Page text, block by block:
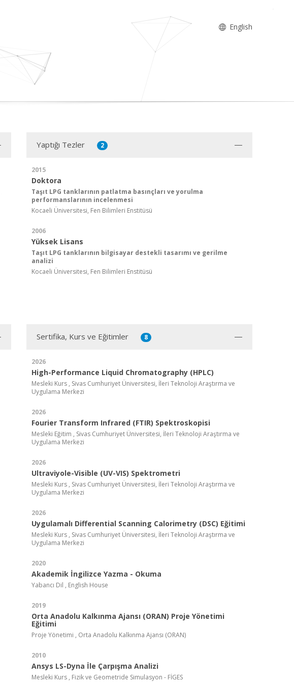
English
Yaptığı Tezler 2
2015
Doktora
Taşıt LPG tanklarının patlatma basınçları ve yorulma
performanslarının incelenmesi
Kocaeli Üniversitesi, Fen Bilimleri Enstitüsü
2006
Yüksek Lisans
Taşıt LPG tanklarının bilgisayar destekli tasarımı ve gerilme
analizi
Kocaeli Üniversitesi, Fen Bilimleri Enstitüsü
Sertifika, Kurs ve Eğitimler 8
2026
High-Performance Liquid Chromatography (HPLC)
Mesleki Kurs , Sivas Cumhuriyet Üniversitesi, İleri Teknoloji Araştırma ve
Uygulama Merkezi
2026
Fourier Transform Infrared (FTIR) Spektroskopisi
Mesleki Eğitim , Sivas Cumhuriyet Üniversitesi, İleri Teknoloji Araştırma ve
Uygulama Merkezi
2026
Ultraviyole-Visible (UV-VIS) Spektrometri
Mesleki Kurs , Sivas Cumhuriyet Üniversitesi, İleri Teknoloji Araştırma ve
Uygulama Merkezi
2026
Uygulamalı Differential Scanning Calorimetry (DSC) Eğitimi
Mesleki Kurs , Sivas Cumhuriyet Üniversitesi, İleri Teknoloji Araştırma ve
Uygulama Merkezi
2020
Akademik İngilizce Yazma - Okuma
Yabancı Dil , English House
2019
Orta Anadolu Kalkınma Ajansı (ORAN) Proje Yönetimi
Eğitimi
Proje Yönetimi , Orta Anadolu Kalkınma Ajansı (ORAN)
2010
Ansys LS-Dyna İle Çarpışma Analizi
Mesleki Kurs , Fizik ve Geometride Simulasyon - FİGES